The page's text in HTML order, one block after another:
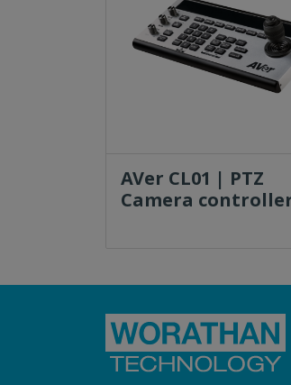
AVer CL01 | PTZ
Camera